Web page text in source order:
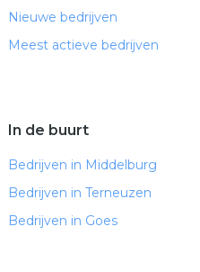
Nieuwe bedrijven
Meest actieve bedrijven
In de buurt
Bedrijven in Middelburg
Bedrijven in Terneuzen
Bedrijven in Goes